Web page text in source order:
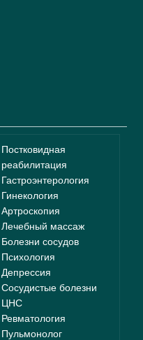
Постковидная
реабилитация
Гастроэнтерология
Гинекология
Артроскопия
Лечебный массаж
Болезни сосудов
Психология
Депрессия
Сосудистые болезни
ЦНС
Ревматология
Пульмонолог